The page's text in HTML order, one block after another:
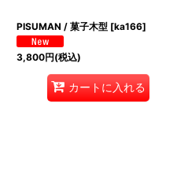
PISUMAN / 菓子木型 [ka166]
3,800円(税込)
カートに入れる